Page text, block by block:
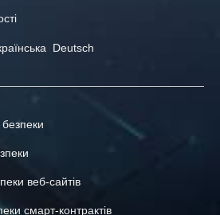
Deutsch
веб-сайтів
смарт-контрактів